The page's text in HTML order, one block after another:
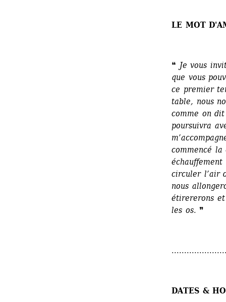
LE MOT
❝ Je vous
que vous
ce premier
table, nous
comme on
poursuivra
commencé
circuler l’air
nous
étirererons et
les os. ❞
DATES &